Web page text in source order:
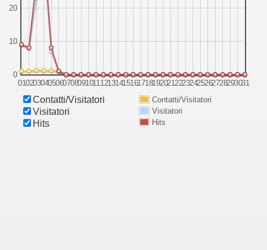
01020304050607080910111213141516171819202122232425262728293031
0
10
20
Contatti/Visitatori
Visitatori
Hits
Contatti/Visitatori
Visitatori
Hits